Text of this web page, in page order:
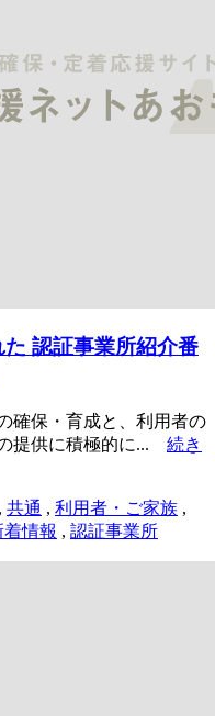
認証事業所紹介番
確保・育成と、利用者の
提供に積極的に... 続き
, 共通 , 利用者・ご家族 ,
着情報 , 認証事業所